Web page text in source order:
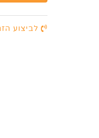
לביצוע